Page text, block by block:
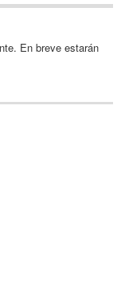
En breve estarán